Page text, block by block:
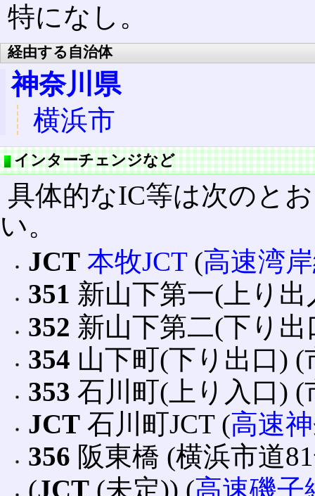
特になし。
経由する自治体
神奈川県
横浜市
インターチェンジなど
具体的なIC等は次のと
い。
JCT 本牧JCT(高速湾
351 新山下第一(上り
352 新山下第二(下り出
354 山下町(下り出口) (
353 石川町(上り入口) (
JCT 石川町JCT (高速
356 阪東橋 (横浜市道
(JCT (未定)) (高速磯子